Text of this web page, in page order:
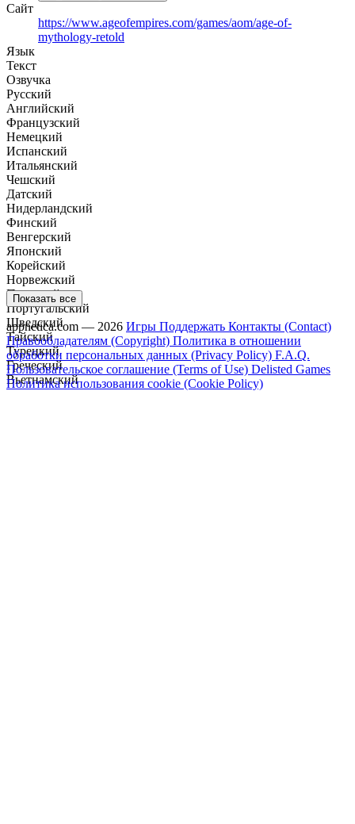
Сайт
https://www.ageofempires.com/games/aom/age-of-
mythology-retold
Язык
Текст
Озвучка
Русский
Английский
Французский
Немецкий
Испанский
Итальянский
Чешский
Датский
Нидерландский
Финский
Венгерский
Японский
Корейский
Норвежский
Польский
Португальский
Шведский
Тайский
Турецкий
Греческий
Вьетнамский
Показать все
appnetica.com — 2026 Игры Поддержать Контакты (Contact)
Правообладателям (Copyright) Политика в отношении
обработки персональных данных (Privacy Policy) F.A.Q.
Пользовательское соглашение (Terms of Use) Delisted Games
Политика использования cookie (Cookie Policy)